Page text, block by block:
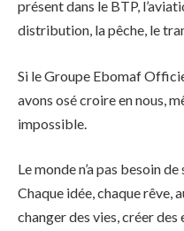
présent dans le BTP,
distribution, la pêche, le
Si le Groupe Ebomaf
avons osé croire en nous,
impossible.
Le monde n’a pas besoin
Chaque idée, chaque rêve,
changer des vies, créer